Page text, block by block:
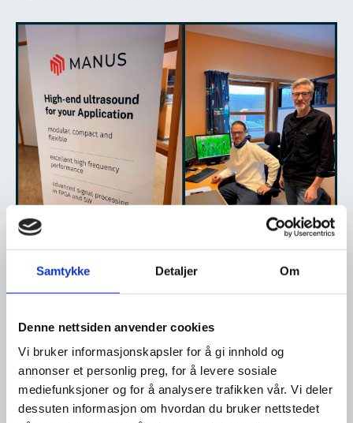
Samtykke Detaljer Om
Denne nettsiden anvender cookies
Vi bruker informasjonskapsler for å gi innhold og
annonser et personlig preg, for å levere sosiale
mediefunksjoner og for å analysere trafikken vår. Vi deler
dessuten informasjon om hvordan du bruker nettstedet
Hvert år i høstferien, som en del avTydalsvukku
er det Vitencamp i Tydal, et gratis lærings- og
aktivitetsarrangement for barn og ungdom i
Tydalshallen, som arrangeres av Tydal kommune i